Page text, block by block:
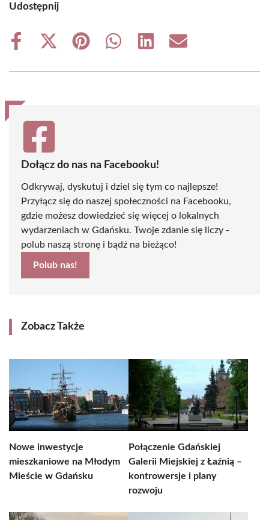
Udostępnij
Share
Share
(Twitter)
Share
Share
Share
Share
Dołącz do nas na Facebooku!
Odkrywaj, dyskutuj i dziel się tym co najlepsze!
Przyłącz się do naszej społeczności na Facebooku,
gdzie możesz dowiedzieć się więcej o lokalnych
wydarzeniach w Gdańsku. Twoje zdanie się liczy -
polub naszą stronę i bądź na bieżąco!
Polub nas!
Zobacz Także
Nowe inwestycje
mieszkaniowe na Młodym
Mieście w Gdańsku
Połączenie Gdańskiej
Galerii Miejskiej z Łaźnią –
kontrowersje i plany
rozwoju